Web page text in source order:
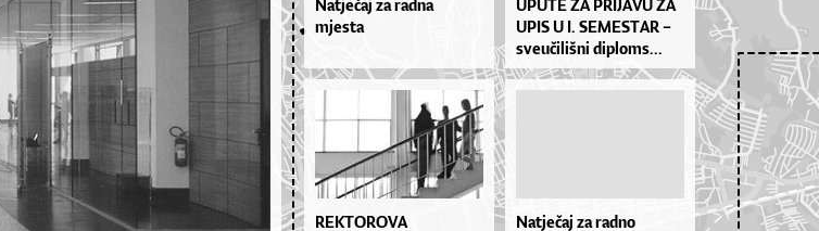
Natječaj za radna
mjesta
UPU­TE ZA PRI­JA­VU ZA
UPIS U I. SE­MES­TAR –
sve­u­či­liš­ni di­plo­ms...
REKTOROVA
Natječaj za radno